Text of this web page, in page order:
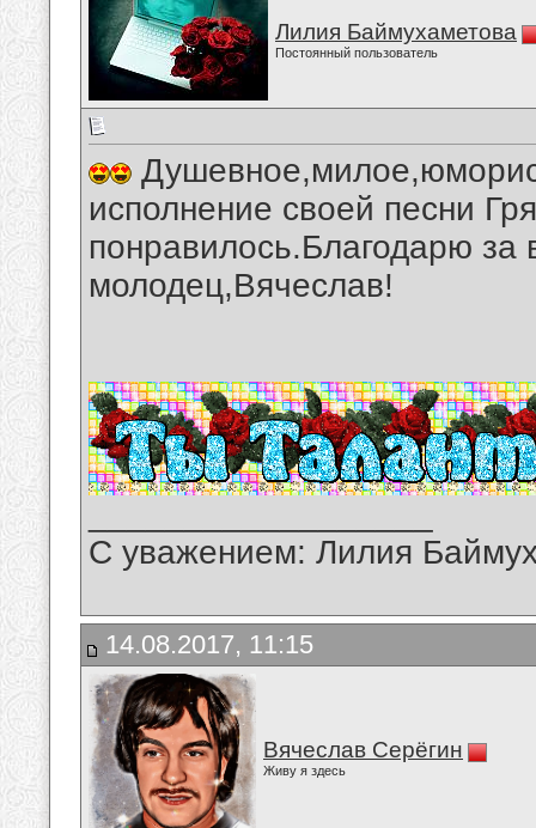
Лилия Баймухаметова
Постоянный пользователь
исполнение своей песни
понравилось.Благодарю
молодец,Вячеслав!
С уважением: Лилия
14.08.2017, 11:15
Вячеслав Серёгин
Живу я здесь